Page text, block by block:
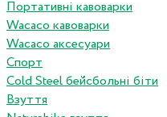
Портативні кавоварки
Wacaco кавоварки
Wacaco аксесуари
Спорт
Cold Steel бейсбольні біти
Взуття